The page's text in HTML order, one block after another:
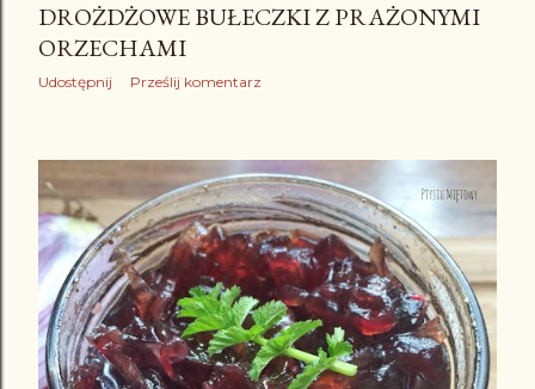
DROŻDŻOWE BUŁECZKI Z PRAŻONYMI
ORZECHAMI
Udostępnij Prześlij komentarz